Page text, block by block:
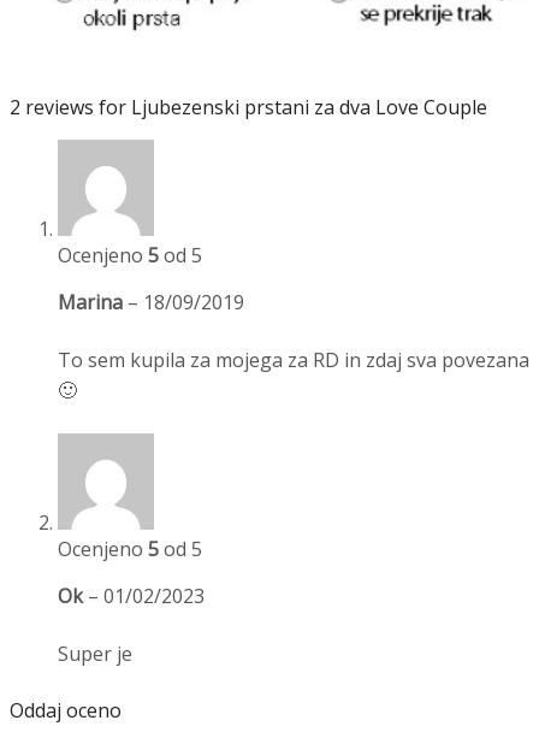
2 reviews for Ljubezenski prstani za dva Love Couple
Ocenjeno 5od 5
Marina – 18/09/2019
To sem kupila za mojega za RD in zdaj sva povezana
🙂
Ocenjeno 5od 5
Ok– 01/02/2023
Super je
Oddaj oceno